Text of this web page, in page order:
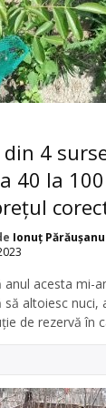
4
40 la
Ionuț Părăușanu
anul acesta mi-
altoiesc nuci,
de rezervă în